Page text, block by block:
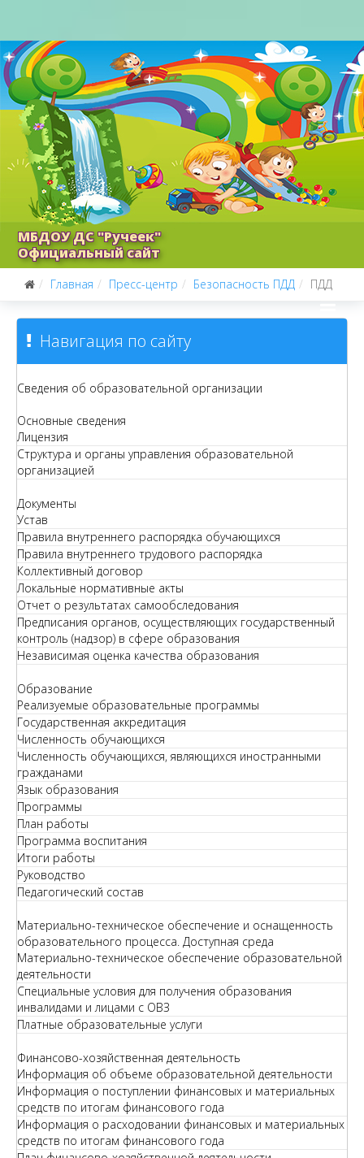
МБДОУ ДС "Ручеек"
Официальный сайт
Главная Пресс-центр Безопасность ПДД ПДД
Навигация по сайту
Сведения об образовательной организации
Основные сведения
Лицензия
Структура и органы управления образовательной
организацией
Документы
Устав
Правила внутреннего распорядка обучающихся
Правила внутреннего трудового распорядка
Коллективный договор
Локальные нормативные акты
Отчет о результатах самообследования
Предписания органов, осуществляющих государственный
контроль (надзор) в сфере образования
Независимая оценка качества образования
Образование
Реализуемые образовательные программы
Государственная аккредитация
Численность обучающихся
Численность обучающихся, являющихся иностранными
гражданами
Язык образования
Программы
План работы
Программа воспитания
Итоги работы
Руководство
Педагогический состав
Материально-техническое обеспечение и оснащенность
образовательного процесса. Доступная среда
Материально-техническое обеспечение образовательной
деятельности
Специальные условия для получения образования
инвалидами и лицами с ОВЗ
Платные образовательные услуги
Финансово-хозяйственная деятельность
Информация об объеме образовательной деятельности
Информация о поступлении финансовых и материальных
средств по итогам финансового года
Информация о расходовании финансовых и материальных
средств по итогам финансового года